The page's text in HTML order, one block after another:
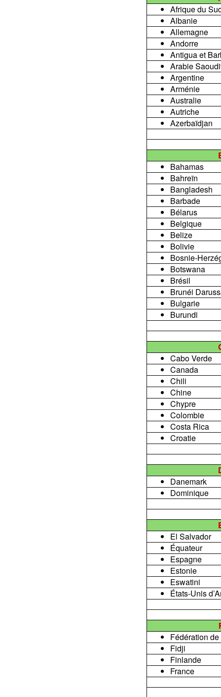
Afrique du
Albanie
Allemagne
Andorre
Antigua et
Arabie
Argentine
Arménie
Australie
Autriche
Azerbaïdjan
Bahamas
Bahreïn
Bangladesh
Barbade
Bélarus
Belgique
Belize
Bolivie
Bosnie-
Botswana
Brésil
Brunéi
Bulgarie
Burundi
Cabo Verde
Canada
Chili
Chine
Chypre
Colombie
Costa Rica
Croatie
Danemark
Dominique
El Salvador
Équateur
Espagne
Estonie
Eswatini
États-Unis
Fédération
Fidji
Finlande
France